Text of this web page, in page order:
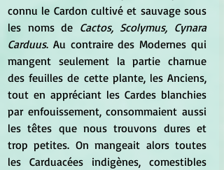
connu le Cardon cultivé et sauvage sous
les noms de Cactos, Scolymus, Cynara
Carduus. Au contraire des Modernes qui
mangent seulement la partie charnue
des feuilles de cette plante, les Anciens,
tout en appréciant les Cardes blanchies
par enfouissement, consommaient aussi
les têtes que nous trouvons dures et
trop petites. On mangeait alors toutes
les Carduacées indigènes, comestibles